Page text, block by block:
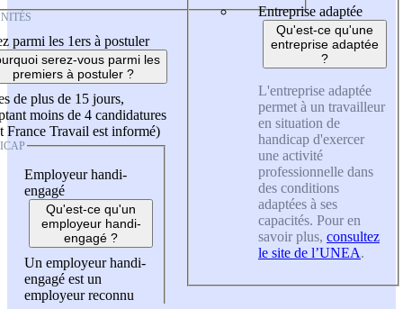
parmi les 1ers à postuler
serez-vous parmi les
premiers à postuler ?
de plus de 15 jours,
moins de 4 candidatures
France Travail est informé)
Employeur handi-
engagé
Qu'est-ce qu'un
employeur handi-
engagé ?
Un employeur handi-
engagé est un
employeur reconnu
Entreprise adaptée
Qu'est-ce qu'une
entreprise adaptée
?
L'entreprise adaptée
permet à un travailleur
en situation de
handicap d'exercer
une activité
professionnelle dans
des conditions
adaptées à ses
capacités. Pour en
savoir plus, consultez
le site de l’UNEA.